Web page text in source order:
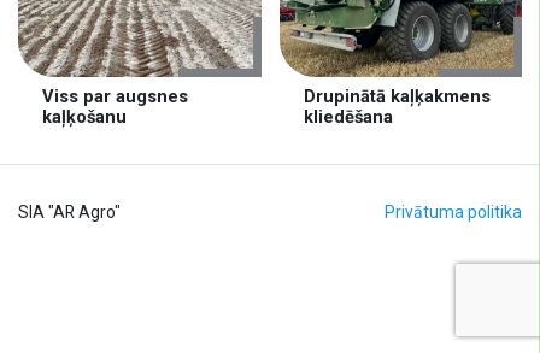
Viss par augsnes
kaļķošanu
Drupinātā kaļķakmens
kliedēšana
SIA "AR Agro" Privātuma politika